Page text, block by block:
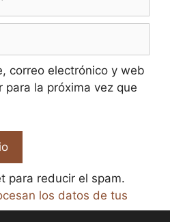
correo electrónico y web
para la próxima vez que
para reducir el spam.
los datos de tus